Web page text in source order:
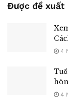
Được đề xuất
4
4